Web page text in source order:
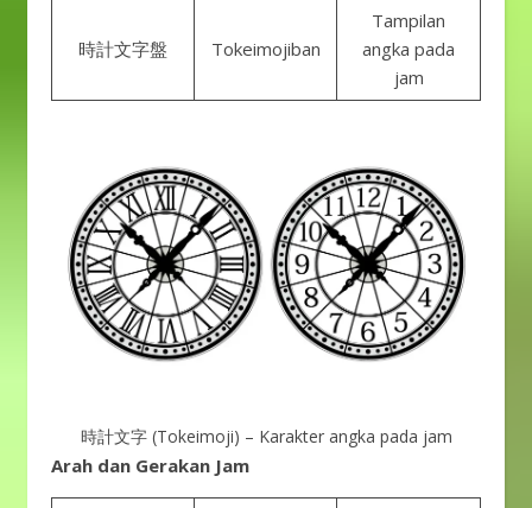
時計文字盤 Tokeimojiban
Tampilan
angka pada
jam
時計文字 (Tokeimoji) – Karakter angka pada jam
Arah dan Gerakan Jam